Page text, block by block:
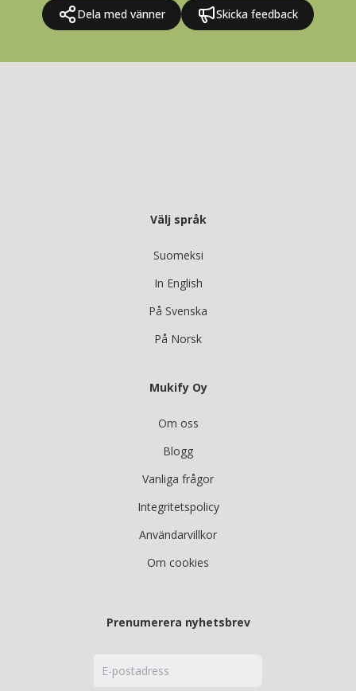
Dela med vänner Skicka feedback
Välj språk
Suomeksi
In English
På Svenska
På Norsk
Mukify Oy
Om oss
Blogg
Vanliga frågor
Integritetspolicy
Användarvillkor
Om cookies
Prenumerera nyhetsbrev